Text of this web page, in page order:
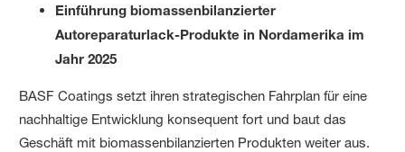
Einführung biomassenbilanzierter
Autoreparaturlack-Produkte in Nordamerika im
Jahr 2025
BASF Coatings setzt ihren strategischen Fahrplan für eine
nachhaltige Entwicklung konsequent fort und baut das
Geschäft mit biomassenbilanzierten Produkten weiter aus.